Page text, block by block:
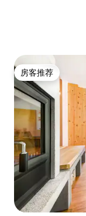
房客推荐
房客推荐